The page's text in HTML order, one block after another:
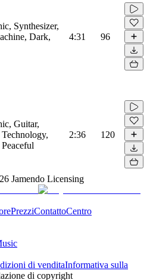
Synthesizer,
Dark,
4:31 96
Guitar,
2:36 120
Jamendo Licensing
PrezziContattoCentro
di venditaInformativa sulla
di copyright